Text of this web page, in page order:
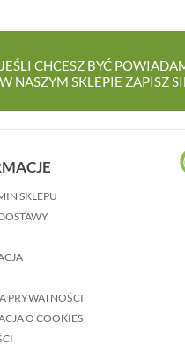
JEŚLI CHCESZ BYĆ
W NASZYM SKLEPIE ZAPISZ
SKLEPU
PRYWATNOŚCI
O COOKIES